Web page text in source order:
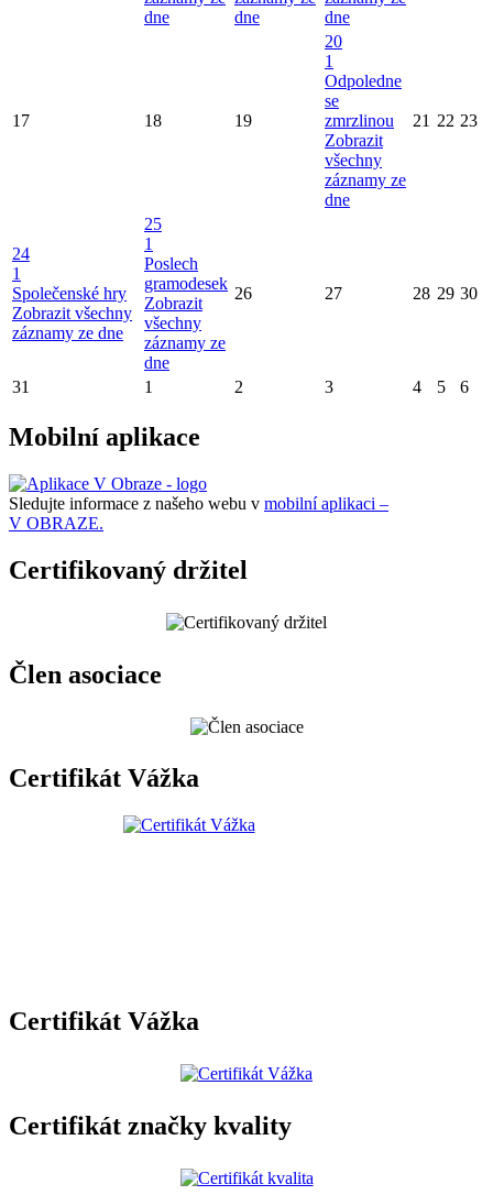
dne
dne
dne
17 18 19
20
1
Odpoledne
se
zmrzlinou
Zobrazit
všechny
záznamy ze
dne
21 22 23
24
1
Společenské hry
Zobrazit všechny
záznamy ze dne
25
1
Poslech
gramodesek
Zobrazit
všechny
záznamy ze
dne
26 27 28 29 30
31 1 2 3 4 5 6
Mobilní aplikace
Sledujte informace z našeho webu v mobilní aplikaci –
V OBRAZE.
Certifikovaný držitel
Člen asociace
Certifikát Vážka
Certifikát Vážka
Certifikát značky kvality